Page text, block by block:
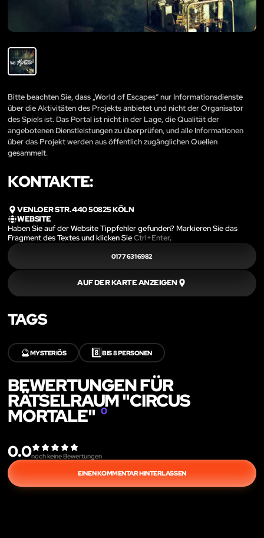
Bitte beachten Sie, dass „World of Escapes“ nur Informationsdienste
über die Aktivitäten des Projekts anbietet und nicht der Organisator
des Spiels ist. Das Portal ist nicht in der Lage, die Qualität der
angebotenen Dienstleistungen zu überprüfen, und alle Informationen
über das Projekt werden aus öffentlich zugänglichen Quellen
gesammelt.
KONTAKTE:
VENLOER STR. 440 50825 KÖLN
WEBSITE
Haben Sie auf der Website Tippfehler gefunden? Markieren Sie das
Fragment des Textes und klicken SieCtrl+Enter.
0177 631 6982
AUF DER KARTE ANZEIGEN
TAGS
🔮MYSTERIÖS 8️⃣BIS 8 PERSONEN
BEWERTUNGEN FÜR
RÄTSELRAUM "CIRCUS
MORTALE"0
0.0noch keine Bewertungen
EINEN KOMMENTAR HINTERLASSEN